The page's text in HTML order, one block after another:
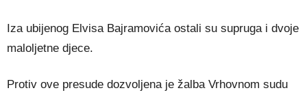
Iza ubijenog Elvisa Bajramovića ostali su supruga i dvoje
maloljetne djece.
Protiv ove presude dozvoljena je žalba Vrhovnom sudu